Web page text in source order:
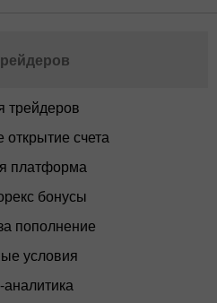
трейдеров
счета
платформа
бонусы
пополнение
условия